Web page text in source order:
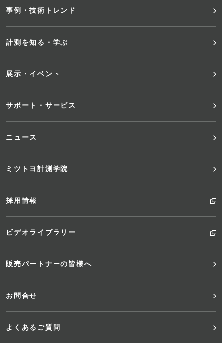
ー
メ
ュ
ー
事例・技術トレンド
計測を知る・学ぶ
展示・イベント
サポート・サービス
ニュース
ミツトヨ計測学院
採用情報
ビデオライブラリー
販売パートナーの皆様へ
お問合せ
よくあるご質問